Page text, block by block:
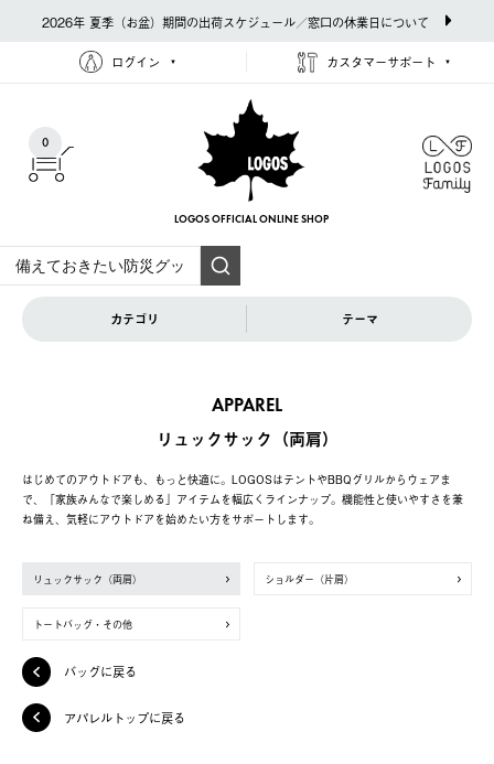
2026年 夏季（お盆）期間の出荷スケジュール／窓口の休業日について
ログイン カスタマーサポート
0
LOGOS OFFICIAL ONLINE SHOP
カテゴリ テーマ
APPAREL
リュックサック（両肩）
はじめてのアウトドアも、もっと快適に。LOGOSはテントやBBQグリルからウェアま
で、「家族みんなで楽しめる」アイテムを幅広くラインナップ。機能性と使いやすさを兼
ね備え、気軽にアウトドアを始めたい方をサポートします。
リュックサック（両肩） ショルダー（片肩）
トートバッグ・その他
バッグに戻る
アパレルトップに戻る